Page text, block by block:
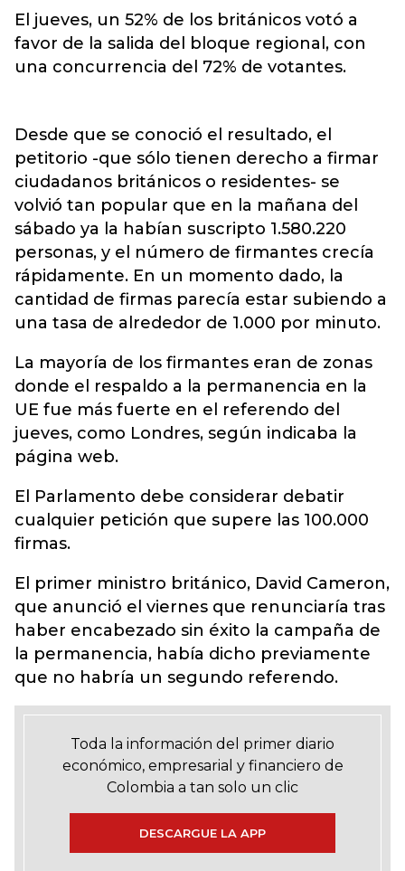
El jueves, un 52% de los británicos votó a
favor de la salida del bloque regional, con
una concurrencia del 72% de votantes.
Desde que se conoció el resultado, el
petitorio -que sólo tienen derecho a firmar
ciudadanos británicos o residentes- se
volvió tan popular que en la mañana del
sábado ya la habían suscripto 1.580.220
personas, y el número de firmantes crecía
rápidamente. En un momento dado, la
cantidad de firmas parecía estar subiendo a
una tasa de alrededor de 1.000 por minuto.
La mayoría de los firmantes eran de zonas
donde el respaldo a la permanencia en la
UE fue más fuerte en el referendo del
jueves, como Londres, según indicaba la
página web.
El Parlamento debe considerar debatir
cualquier petición que supere las 100.000
firmas.
El primer ministro británico, David Cameron,
que anunció el viernes que renunciaría tras
haber encabezado sin éxito la campaña de
la permanencia, había dicho previamente
que no habría un segundo referendo.
Toda la información del primer diario
económico, empresarial y financiero de
Colombia a tan solo un clic
DESCARGUE LA APP